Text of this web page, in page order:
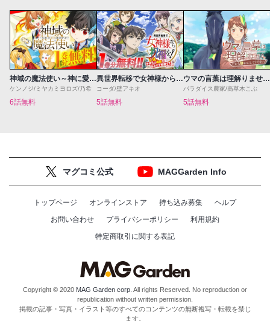
神域の魔法使い～神に愛された落第生は魔法学院へ通う～
ケンノジ/ミヤカミヨロズ/乃希
6話無料
異世界転移で女神様から祝福を！～いえ、手持ちの異能があるので結構です～@COMIC
コーダ/壁アキオ
5話無料
ウマの言葉は理解りませんだから静かにしてください！
パラダイス農家/高草木こぶ
5話無料
マグコミ公式 MAGGarden Info
トップページ オンラインストア 持ち込み募集
ヘルプ
お問い合わせ
プライバシーポリシー
利用規約
特定商取引に関する表記
Copyright © 2020 MAG Garden corp. All rights Reserved. No reproduction or
republication without written permission.
掲載の記事・写真・イラスト等のすべてのコンテンツの無断複写・転載を禁じ
ます。